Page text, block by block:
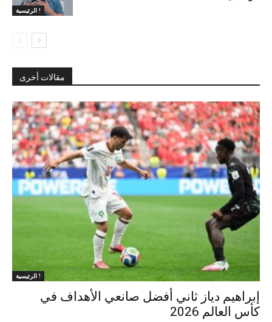
الرئيسية !
مقالات أخرى
الرئيسية !
إبراهيم دياز ثاني أفضل صانعي الأهداف في
كأس العالم 2026